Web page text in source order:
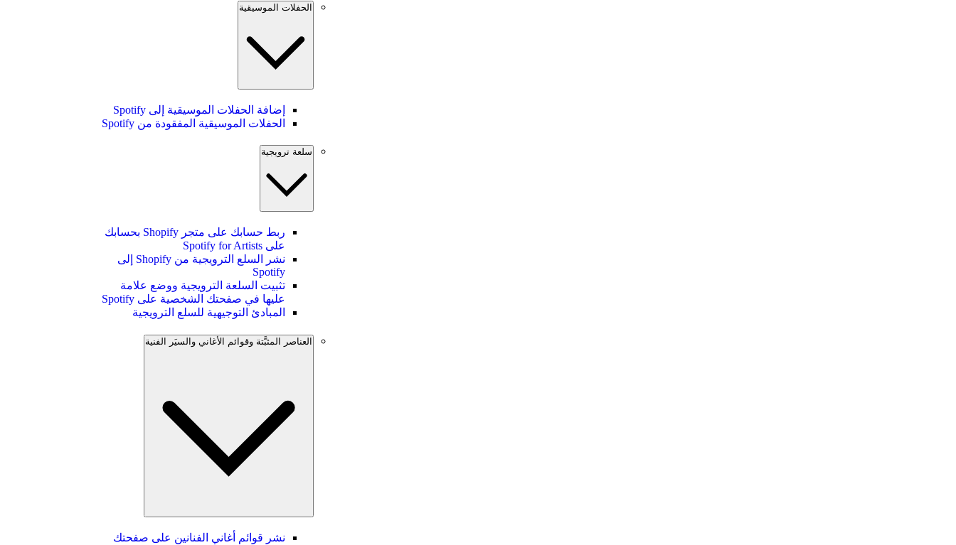
الحفلات الموسيقية
إضافة الحفلات الموسيقية إلى Spotify
الحفلات الموسيقية المفقودة من Spotify
سلعة ترويجية
ربط حسابك على متجر Shopify بحسابك
على Spotify for Artists
نشر السلع الترويجية من Shopify إلى
Spotify
تثبيت السلعة الترويجية ووضع علامة
عليها في صفحتك الشخصية على Spotify
المبادئ التوجيهية للسلع الترويجية
العناصر المثبَّتة وقوائم الأغاني والسيَر الفنية
نشر قوائم أغاني الفنانين على صفحتك